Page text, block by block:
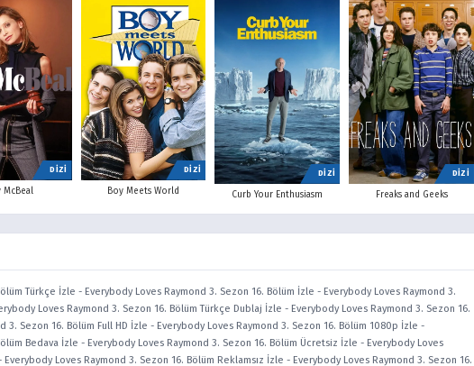
DİZİ
McBeal
DİZİ
Boy Meets World
DİZİ
Curb Your Enthusiasm
DİZİ
Freaks and Geeks
Türkçe İzle - Everybody Loves Raymond 3. Sezon 16. Bölüm İzle - Everybody Loves Raymond 3.
Loves Raymond 3. Sezon 16. Bölüm Türkçe Dublaj İzle - Everybody Loves Raymond 3. Sezon 16.
3. Sezon 16. Bölüm Full HD İzle - Everybody Loves Raymond 3. Sezon 16. Bölüm 1080p İzle -
Bedava İzle - Everybody Loves Raymond 3. Sezon 16. Bölüm Ücretsiz İzle - Everybody Loves
Everybody Loves Raymond 3. Sezon 16. Bölüm Reklamsız İzle - Everybody Loves Raymond 3. Sezon 16.